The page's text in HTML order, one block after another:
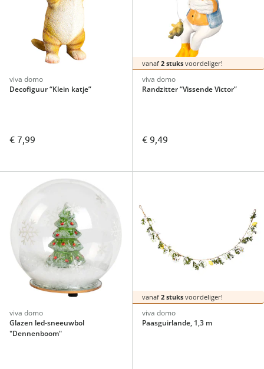
viva domo
Decofiguur “Klein katje”
€ 7,99
vanaf 2 stuksvoordeliger!
viva domo
Randzitter “Vissende Victor”
€ 9,49
viva domo
Glazen led-sneeuwbol
"Dennenboom"
vanaf 2 stuksvoordeliger!
viva domo
Paasguirlande, 1,3 m